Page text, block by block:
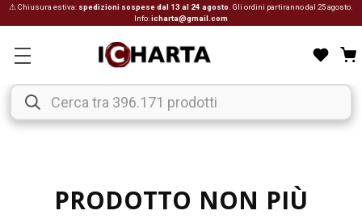
⚠ Chiusura estiva: spedizioni sospese dal 13 al 24 agosto . Gli ordini partiranno dal 25 agosto.
Info:icharta@gmail.com
PRODOTTO NON PIÙ